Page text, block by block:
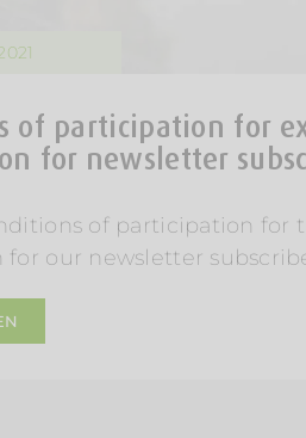
of participation for
for newsletter
of participation for
our newsletter